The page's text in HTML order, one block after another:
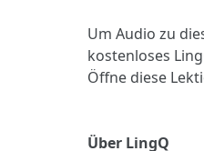
Um Audio zu
kostenloses
Öffne diese
Über LingQ